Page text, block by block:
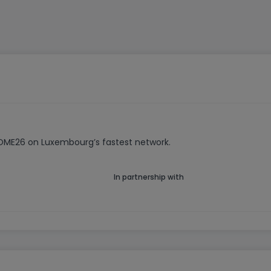
Duschbad, Wohnzimmer und einem Schlafzimmer.
on Luxembourg’s fastest network.
In partnership with